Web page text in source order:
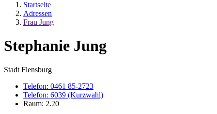
Startseite
Adressen
Frau Jung
Stephanie Jung
Stadt Flensburg
Telefon: 0461 85-2723
Telefon: 6039 (Kurzwahl)
Raum: 2.20